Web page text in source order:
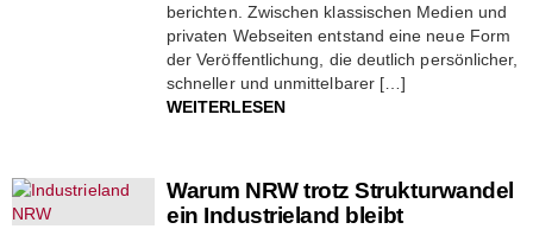
berichten. Zwischen klassischen Medien und
privaten Webseiten entstand eine neue Form
der Veröffentlichung, die deutlich persönlicher,
schneller und unmittelbarer […]
WEITERLESEN
Warum NRW trotz Strukturwandel
ein Industrieland bleibt